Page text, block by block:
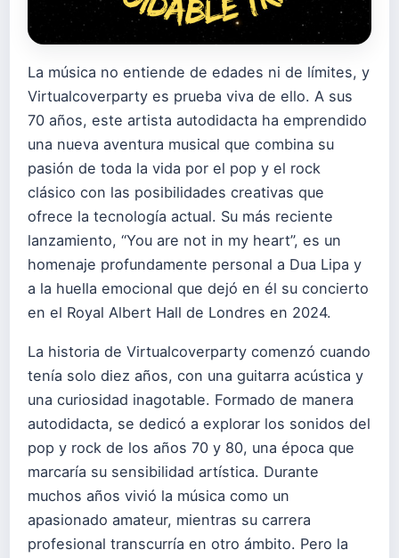
La música no entiende de edades ni de límites, y
Virtualcoverparty es prueba viva de ello. A sus
70 años, este artista autodidacta ha emprendido
una nueva aventura musical que combina su
pasión de toda la vida por el pop y el rock
clásico con las posibilidades creativas que
ofrece la tecnología actual. Su más reciente
lanzamiento, “You are not in my heart”, es un
homenaje profundamente personal a Dua Lipa y
a la huella emocional que dejó en él su concierto
en el Royal Albert Hall de Londres en 2024.
La historia de Virtualcoverparty comenzó cuando
tenía solo diez años, con una guitarra acústica y
una curiosidad inagotable. Formado de manera
autodidacta, se dedicó a explorar los sonidos del
pop y rock de los años 70 y 80, una época que
marcaría su sensibilidad artística. Durante
muchos años vivió la música como un
apasionado amateur, mientras su carrera
profesional transcurría en otro ámbito. Pero la